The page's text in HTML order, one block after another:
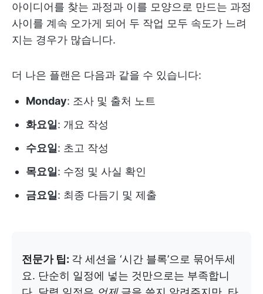
아이디어를 찾는 과정과 이를 모양으로 만드는 과정
사이를 계속 오가게 되어 두 작업 모두 속도가 느려
지는 경우가 많습니다.
더 나은 플랜은 다음과 같을 수 있습니다:
Monday: 조사 및 출처 노트
화요일 : 개요 작성
수요일 : 초고 작성
목요일 : 수정 및 사실 확인
금요일 : 최종 다듬기 및 제출
전문가 팁: 각 세션을 ‘시간 블록’으로 묶어두세
요. 단순히 일정에 넣는 것만으로는 부족합니